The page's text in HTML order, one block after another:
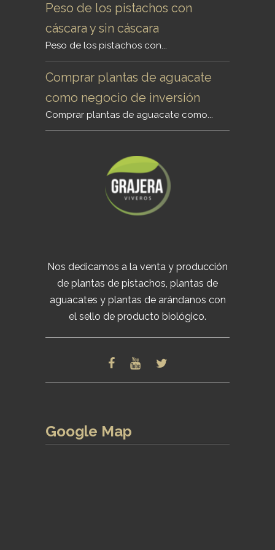
Peso de los pistachos con
cáscara y sin cáscara
Peso de los pistachos con...
Comprar plantas de aguacate
como negocio de inversión
Comprar plantas de aguacate como...
Nos dedicamos a la venta y producción
de plantas de pistachos, plantas de
aguacates y plantas de arándanos con
el sello de producto biológico.
Google Map